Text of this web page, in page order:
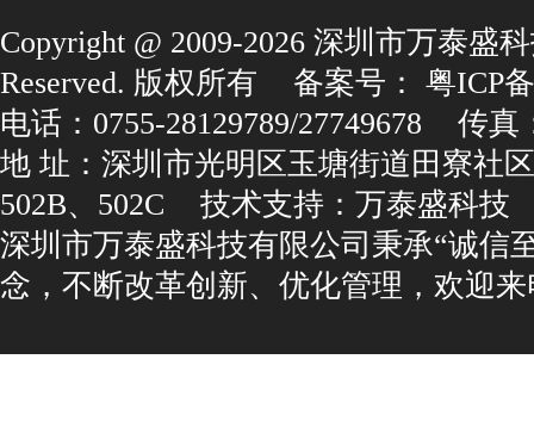
Copyright@2009-2026深圳市万泰盛
Reserved.版权所有
备案号：
粤ICP
电话：0755-28129789/27749678
传真
地址：深圳市光明区玉塘街道田寮社
502B、502C
技术支持： 万泰盛科技
深圳市万泰盛科技有限公司秉承“诚信
念，不断改革创新、优化管理，欢迎